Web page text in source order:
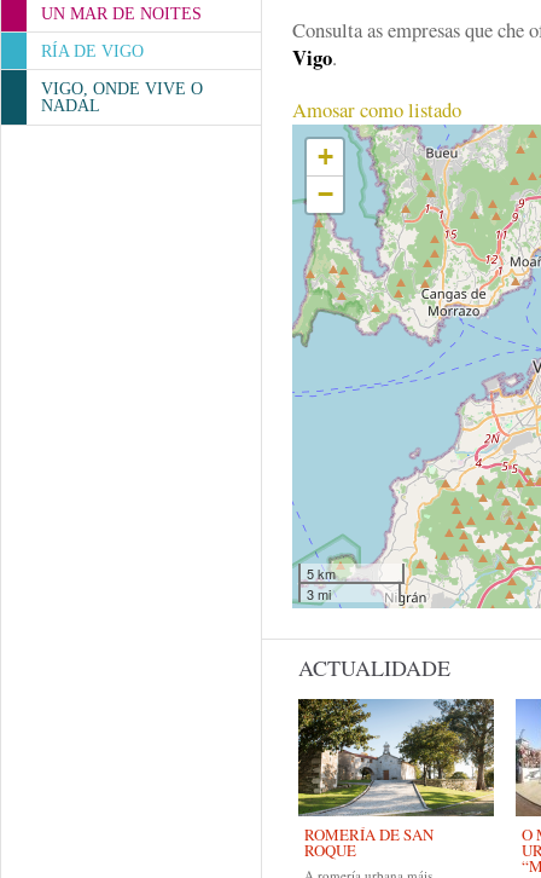
UN MAR DE NOITES
RÍA DE VIGO
VIGO, ONDE VIVE O
NADAL
Consulta as empresas que che
Vigo.
Amosar como listado
+
−
5 km
3 mi
ACTUALIDADE
ROMERÍA DE SAN
ROQUE
O